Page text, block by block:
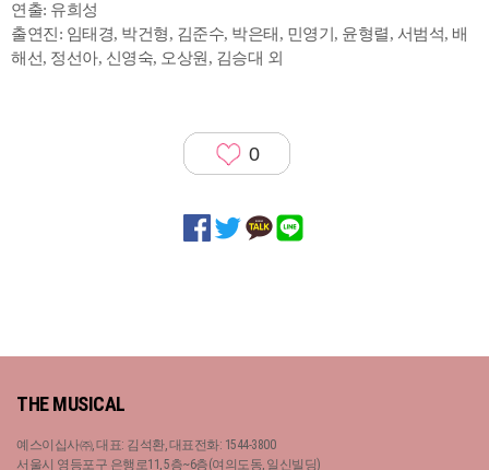
연출: 유희성
출연진: 임태경, 박건형, 김준수, 박은태, 민영기, 윤형렬, 서범석, 배
해선, 정선아, 신영숙, 오상원, 김승대 외
0
THE MUSICAL
예스이십사㈜, 대표: 김석환, 대표전화: 1544-3800
서울시 영등포구 은행로11, 5층~6층(여의도동, 일신빌딩)